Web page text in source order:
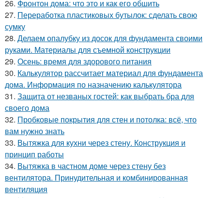
26. Фронтон дома: что это и как его обшить
27. Переработка пластиковых бутылок: сделать свою
сумку
28. Делаем опалубку из досок для фундамента своими
руками. Материалы для съемной конструкции
29. Осень: время для здорового питания
30. Калькулятор рассчитает материал для фундамента
дома. Информация по назначению калькулятора
31. Защита от незваных гостей: как выбрать бра для
своего дома
32. Пробковые покрытия для стен и потолка: всё, что
вам нужно знать
33. Вытяжка для кухни через стену. Конструкция и
принцип работы
34. Вытяжка в частном доме через стену без
вентилятора. Принудительная и комбинированная
вентиляция